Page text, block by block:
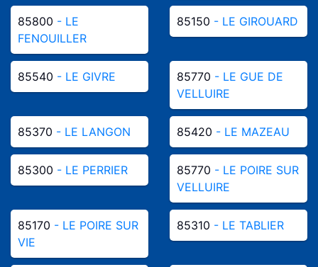
85800 - LE
FENOUILLER
85150 - LE GIROUARD
85540 - LE GIVRE 85770 - LE GUE DE
VELLUIRE
85370 - LE LANGON 85420 - LE MAZEAU
85300 - LE PERRIER 85770 - LE POIRE SUR
VELLUIRE
85170 - LE POIRE SUR
VIE
85310 - LE TABLIER